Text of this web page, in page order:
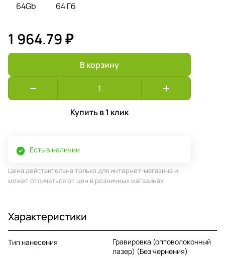
64Gb 64 Гб
1 964.79 ₽
В корзину
Купить в 1 клик
Есть в наличии
Цена действительна только для интернет-магазина и
может отличаться от цен в розничных магазинах
Характеристики
Тип нанесения
Гравировка (оптоволоконный
лазер) (Без чернения)